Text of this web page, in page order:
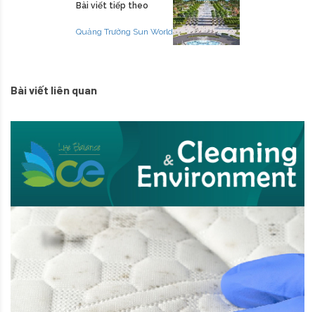
Bài viết tiếp theo
Quảng Trường Sun World
Bài viết liên quan